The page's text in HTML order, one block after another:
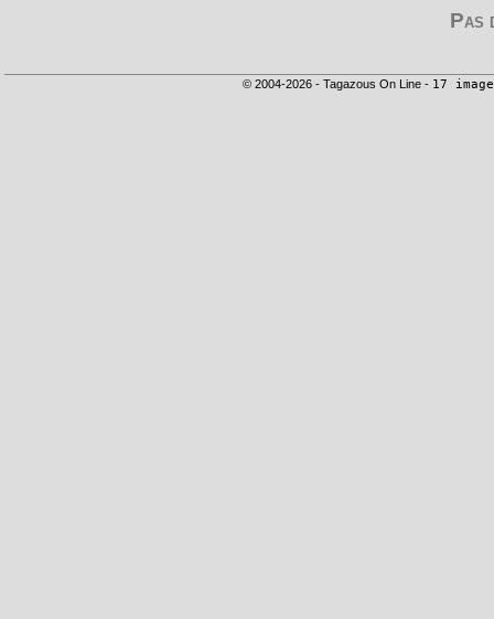
Pas
© 2004-2026 - Tagazous On Line - 17